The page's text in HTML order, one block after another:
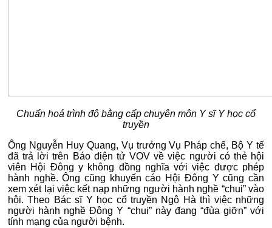
Chuẩn hoá trình độ bằng cấp chuyên môn Y sĩ Y học cổ
truyền
Ông Nguyễn Huy Quang, Vụ trưởng Vụ Pháp chế, Bộ Y tế
đã trả lời trên Báo điện tử VOV về việc người có thẻ hội
viên Hội Đông y không đồng nghĩa với việc được phép
hành nghề. Ông cũng khuyến cáo Hội Đông Y cũng cần
xem xét lại việc kết nạp những người hành nghề “chui” vào
hội. Theo Bác sĩ Y học cổ truyền Ngô Hà thì việc những
người hành nghề Đông Y “chui” này đang “đùa giỡn” với
tính mạng của người bệnh.